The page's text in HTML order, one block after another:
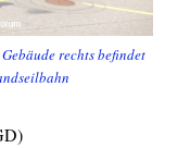
rechts befindet